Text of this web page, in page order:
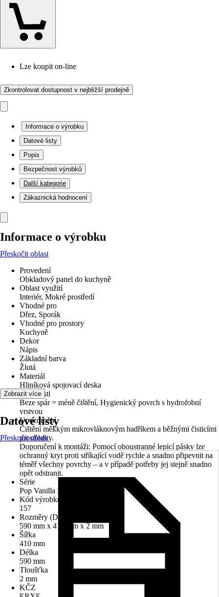
Lze koupit on-line
Zkontrolovat dostupnost v nejbližší prodejně
Informace o výrobku
Datové listy
Popis
Bezpečnost výrobků
Další kategorie
Zákaznická hodnocení
Informace o výrobku
Přeskočit oblast
Provedení
Obkladový panel do kuchyně
Oblast využití
Interiér, Mokré prostředí
Vhodné pro
Dřez, Sporák
Vhodné pro prostory
Kuchyně
Dekor
Nápis
Základní barva
Žlutá
Materiál
Hliníková spojovací deska
Vlastnosti
Beze spár = méně čištění, Hygienický povrch s hydrofobní
vrstvou
Upozornění
Čištění měkkým mikrovláknovým hadříkem a běžnými čisticími
prostředky.
Doporučení k montáži: Pomocí oboustranné lepicí pásky lze
ochranný kryt proti stříkající vodě rychle a snadno připevnit na
téměř všechny povrchy – a v případě potřeby jej stejně snadno
opět odstranit.
Série
Pop Vanilla Kiss
Kód výrobku
157
Rozměry (DxŠxT)
590 mm x 410 mm x 2 mm
Šířka
410 mm
Délka
590 mm
Tloušťka
2 mm
KČZ
Zobrazit více
Datové listy
Přeskočit oblast